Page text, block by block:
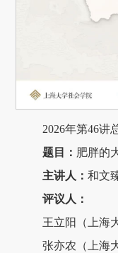
2026年第46讲
题目： 肥胖的
主讲人： 和文
评议人：
王立阳（上海
张亦农（上海